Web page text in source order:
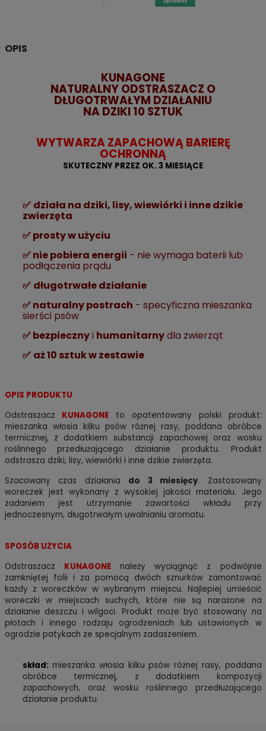
OPIS
KUNAGONE
NATURALNY ODSTRASZACZ O
DŁUGOTRWAŁYM DZIAŁANIU
NA DZIKI 10 SZTUK
WYTWARZA ZAPACHOWĄ BARIERĘ
OCHRONNĄ
SKUTECZNY PRZEZ OK. 3 MIESIĄCE
✅ działa na dziki, lisy, wiewiórki i inne dzikie
zwierzęta
✅ prosty w użyciu
✅ nie pobiera energii - nie wymaga baterii lub
podłączenia prądu
✅ długotrwałe działanie
✅ naturalny postrach - specyficzna mieszanka
sierści psów
✅bezpiecznyi humanitarnydla zwierząt
✅ aż 10 sztuk w zestawie
OPIS PRODUKTU
Odstraszacz KUNAGONE to opatentowany polski produkt:
mieszanka włosia kilku psów różnej rasy, poddana obróbce
termicznej, z dodatkiem substancji zapachowej oraz wosku
roślinnego przedłużającego działanie produktu. Produkt
odstrasza dziki, lisy, wiewiórki i inne dzikie zwierzęta.
Szacowany czas działania do 3 miesięcy. Zastosowany
woreczek jest wykonany z wysokiej jakości materiału. Jego
zadaniem jest utrzymanie zawartości wkładu przy
jednoczesnym, długotrwałym uwalnianiu aromatu.
SPOSÓB UŻYCIA
Odstraszacz KUNAGONEnależy wyciągnąć z podwójnie
zamkniętej folii i za pomocą dwóch sznurków zamontować
każdy z woreczków w wybranym miejscu. Najlepiej umieścić
woreczki w miejscach suchych, które nie są narażone na
działanie deszczu i wilgoci. Produkt może być stosowany na
płotach i innego rodzaju ogrodzeniach lub ustawionych w
ogrodzie patykach ze specjalnym zadaszeniem.
skład: mieszanka włosia kilku psów różnej rasy, poddana
obróbce termicznej, z dodatkiem kompozycji
zapachowych, oraz wosku roślinnego przedłużającego
działanie produktu.